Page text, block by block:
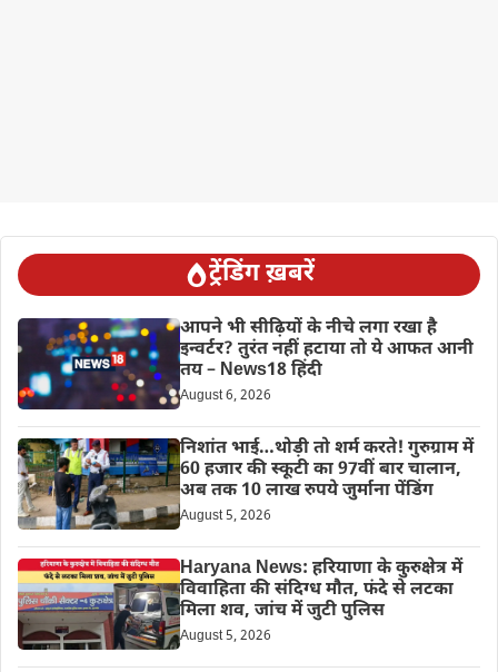
ट्रेंडिंग ख़बरें
आपने भी सीढ़ियों के नीचे लगा रखा है
इन्वर्टर? तुरंत नहीं हटाया तो ये आफत आनी
तय – News18 हिंदी
August 6, 2026
निशांत भाई…थोड़ी तो शर्म करते! गुरुग्राम में
60 हजार की स्कूटी का 97वीं बार चालान,
अब तक 10 लाख रुपये जुर्माना पेंडिंग
August 5, 2026
Haryana News: हरियाणा के कुरुक्षेत्र में
विवाहिता की संदिग्ध मौत, फंदे से लटका
मिला शव, जांच में जुटी पुलिस
August 5, 2026